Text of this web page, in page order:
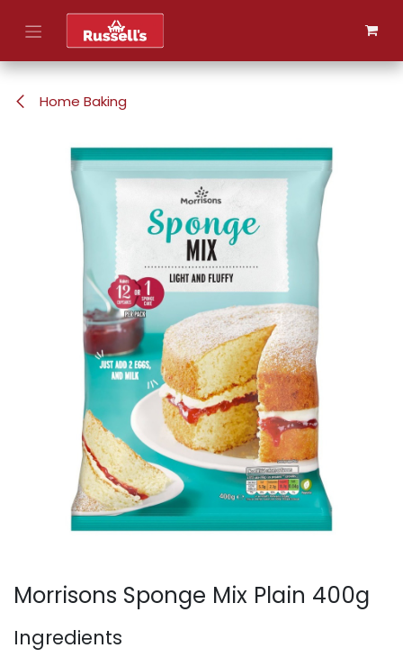
Skip to Content
Home Baking
Morrisons Sponge Mix Plain 400g
Ingredients